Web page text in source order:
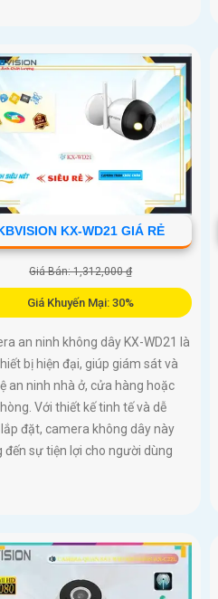
KX-WD21 GIÁ RẺ
Giá Bán: 1,312,000 ₫
Giá Khuyến Mại: 30%
an ninh không dây KX-WD21 là
bị hiện đại, giúp giám sát và
an ninh nhà ở, cửa hàng hoặc
Với thiết kế tinh tế và dễ
đặt, camera không dây này
đến sự tiện lợi cho người dùng